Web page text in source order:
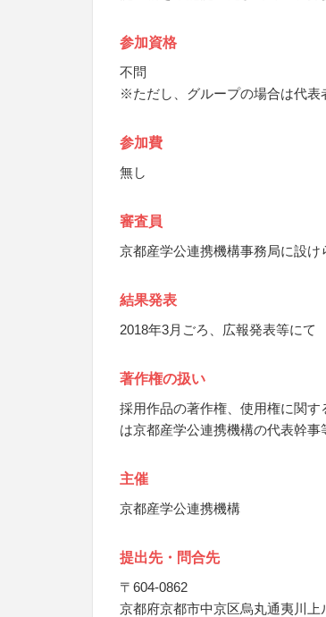
参加資格
不問
※ただし、グループの場合は代表
参加費
無し
審査員
京都産学公連携機構事務局に設け
結果発表
2018年3月ごろ、広報発表等にて
著作権の扱い
採用作品の著作権、使用権に関
は京都産学公連携機構の代表幹事
主催
京都産学公連携機構
提出先・問合先
〒604-0862
京都府京都市中京区烏丸通夷川